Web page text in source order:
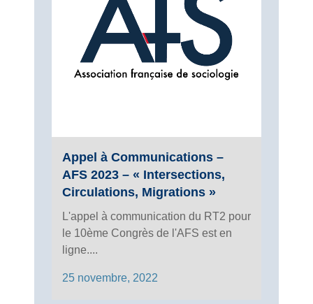
Appel à Communications –
AFS 2023 – « Intersections,
Circulations, Migrations »
L'appel à communication du RT2 pour
le 10ème Congrès de l'AFS est en
ligne....
25 novembre, 2022